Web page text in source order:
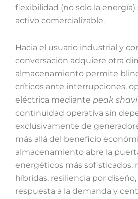
flexibilidad (no solo la energía)
activo comercializable.
Hacia el usuario industrial y
conversación adquiere otra
almacenamiento permite
críticos ante interrupciones,
eléctrica mediante peak
continuidad operativa sin
exclusivamente de
más allá del beneficio
almacenamiento abre la
energéticos más sofisticados:
híbridas, resiliencia por
respuesta a la demanda y